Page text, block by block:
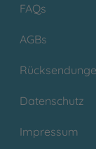
FAQs
AGBs
Datenschutz
Impressum